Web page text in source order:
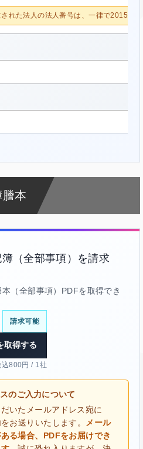
れた法人の法人番号は、一律で2015/10/
本
（全部事項）を請求
（全部事項）PDFを取得でき
請求可能
取得する
込800円 / 1社
のご入力について
いたメールアドレス宛に
お送りいたします。
メール
る場合、PDFをお届けでき